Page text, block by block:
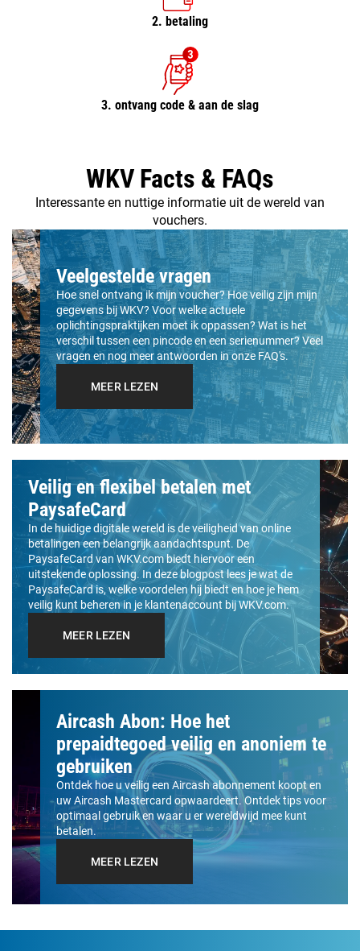
2. betaling
3. ontvang code & aan de slag
WKV Facts & FAQs
Interessante en nuttige informatie uit de wereld van
vouchers.
Veelgestelde vragen
Hoe snel ontvang ik mijn voucher? Hoe veilig zijn mijn
gegevens bij WKV? Voor welke actuele
oplichtingspraktijken moet ik oppassen? Wat is het
verschil tussen een pincode en een serienummer? Veel
vragen en nog meer antwoorden in onze FAQ's.
MEER LEZEN
Veilig en flexibel betalen met
PaysafeCard
In de huidige digitale wereld is de veiligheid van online
betalingen een belangrijk aandachtspunt. De
PaysafeCard van WKV.com biedt hiervoor een
uitstekende oplossing. In deze blogpost lees je wat de
PaysafeCard is, welke voordelen hij biedt en hoe je hem
veilig kunt beheren in je klantenaccount bij WKV.com.
MEER LEZEN
Aircash Abon: Hoe het
prepaidtegoed veilig en anoniem te
gebruiken
Ontdek hoe u veilig een Aircash abonnement koopt en
uw Aircash Mastercard opwaardeert. Ontdek tips voor
optimaal gebruik en waar u er wereldwijd mee kunt
betalen.
MEER LEZEN